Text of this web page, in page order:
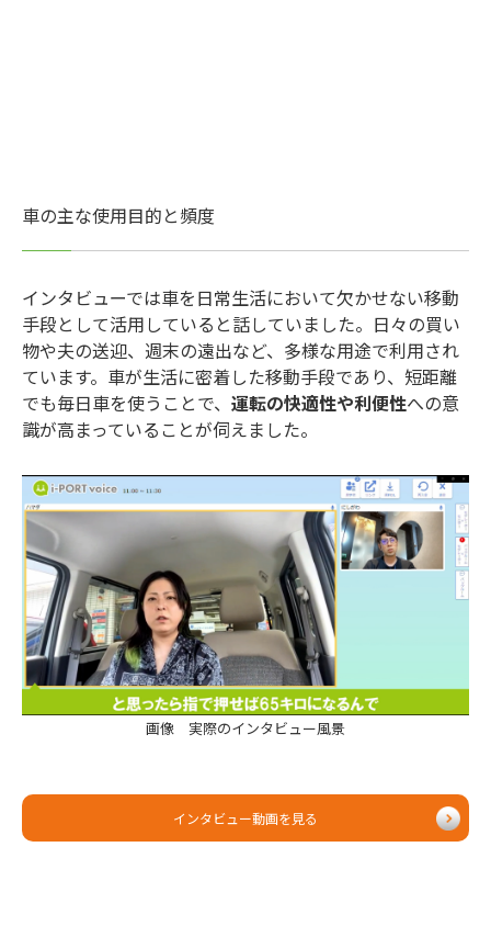
車の主な使用目的と頻度
インタビューでは車を日常生活において欠かせない移動
手段として活用していると話していました。日々の買い
物や夫の送迎、週末の遠出など、多様な用途で利用され
ています。車が生活に密着した移動手段であり、短距離
でも毎日車を使うことで、 運転の快適性や利便性への意
識が高まっていることが伺えました。
画像 実際のインタビュー風景
インタビュー動画を見る